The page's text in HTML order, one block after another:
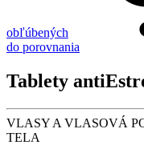
obľúbených
do porovnania
Tablety
VLASY A VLASOVÁ
TELA